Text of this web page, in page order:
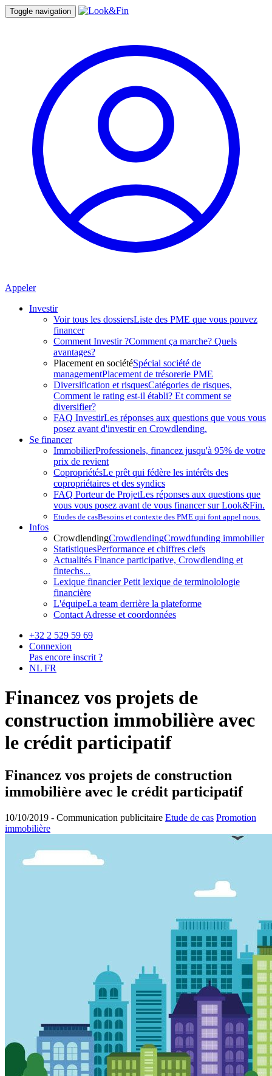
Toggle navigation
Appeler
Investir
Voir tous les dossiersListe des PME que vous pouvez
financer
Comment Investir ?Comment ça marche? Quels
avantages?
Placement en sociétéSpécial société de
managementPlacement de trésorerie PME
Diversification et risquesCatégories de risques,
Comment le rating est-il établi? Et comment se
diversifier?
FAQ InvestirLes réponses aux questions que vous vous
posez avant d'investir en Crowdlending.
Se financer
ImmobilierProfessionels, financez jusqu'à 95% de votre
prix de revient
CopropriétésLe prêt qui fédère les intérêts des
copropriétaires et des syndics
FAQ Porteur de ProjetLes réponses aux questions que
vous vous posez avant de vous financer sur Look&Fin.
Etudes de casBesoins et contexte des PME qui font appel nous.
Infos
CrowdlendingCrowdlendingCrowdfunding immobilier
StatistiquesPerformance et chiffres clefs
Actualités Finance participative, Crowdlending et
fintechs...
Lexique financierPetit lexique de terminolologie
financière
L'équipeLa team derrière la plateforme
Contact Adresse et coordonnées
+32 2 529 59 69
Connexion
Pas encore inscrit ?
NL FR
Financez vos projets de
construction immobilière avec
le crédit participatif
Financez vos projets de construction
immobilière avec le crédit participatif
10/10/2019 - Communication publicitaire Etude de cas Promotion
immobilière